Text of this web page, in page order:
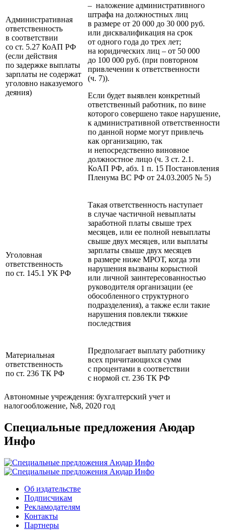
Административная
ответственность
в соответствии
со ст. 5.27 КоАП РФ
(если действия
по задержке выплаты
зарплаты не содержат
уголовно наказуемого
деяния)
– наложение административного
штрафа на должностных лиц
в размере от 20 000 до 30 000 руб.
или дисквалификация на срок
от одного года до трех лет;
на юридических лиц – от 50 000
до 100 000 руб. (при повторном
привлечении к ответственности
(ч. 7)).
Если будет выявлен конкретный
ответственный работник, по вине
которого совершено такое нарушение,
к административной ответственности
по данной норме могут привлечь
как организацию, так
и непосредственно виновное
должностное лицо (ч. 3 ст. 2.1.
КоАП РФ, абз. 1 п. 15 Постановления
Пленума ВС РФ от 24.03.2005 № 5)
Уголовная
ответственность
по ст. 145.1 УК РФ
Такая ответственность наступает
в случае частичной невыплаты
заработной платы свыше трех
месяцев, или ее полной невыплаты
свыше двух месяцев, или выплаты
зарплаты свыше двух месяцев
в размере ниже МРОТ, когда эти
нарушения вызваны корыстной
или личной заинтересованностью
руководителя организации (ее
обособленного структурного
подразделения), а также если такие
нарушения повлекли тяжкие
последствия
Материальная
ответственность
по ст. 236 ТК РФ
Предполагает выплату работнику
всех причитающихся сумм
с процентами в соответствии
с нормой ст. 236 ТК РФ
Автономные учреждения: бухгалтерский учет и
налогообложение, №8, 2020 год
Специальные предложения Аюдар
Инфо
Об издательстве
Подписчикам
Рекламодателям
Контакты
Партнеры